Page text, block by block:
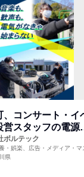
、コンサート・イ
営スタッフの電源
ボルテック
・娯楽、広告・メディア・マ
ガス・水道・エネルギー
県